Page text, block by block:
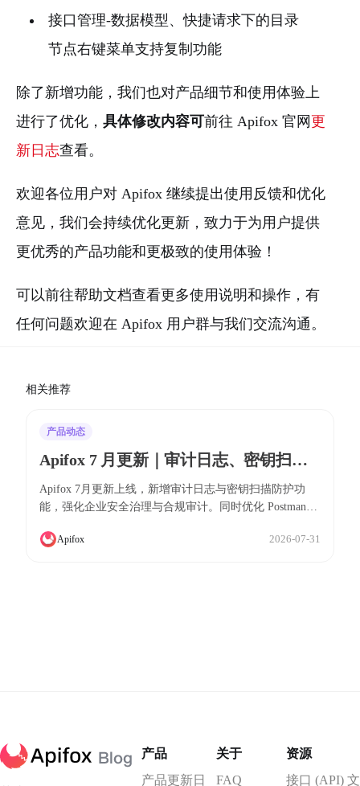
接口管理-数据模型、快捷请求下的目录
节点右键菜单支持复制功能
除了新增功能，我们也对产品细节和使用体验上
进行了优化， 具体修改内容可前往 Apifox 官网更
新日志查看。
欢迎各位用户对 Apifox 继续提出使用反馈和优化
意见，我们会持续优化更新，致力于为用户提供
更优秀的产品功能和更极致的使用体验！
可以前往帮助文档查看更多使用说明和操作，有
任何问题欢迎在 Apifox 用户群与我们交流沟通。
相关推荐
产品动态
Apifox 7 月更新｜审计日志、密钥扫描
防护、Postman/OpenAPI/Swagger 导入
体验优化
Apifox 7月更新上线，新增审计日志与密钥扫描防护功
能，强化企业安全治理与合规审计。同时优化 Postman、
权配置，并提供更明确的导入失败排查指引。此外，还改
Apifox 2026-07-31
产品
产品更新日
关于
FAQ
资源
接口 (API) 文